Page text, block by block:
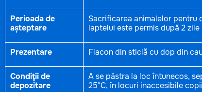
Perioada de
așteptare
Sacrificarea animalelor pentru
laptelui este permis după 2
Prezentare Flacon din sticlă cu dop din
Condiţii de
depozitare
A se păstra la loc întunecos,
25°C, în locuri inaccesibile